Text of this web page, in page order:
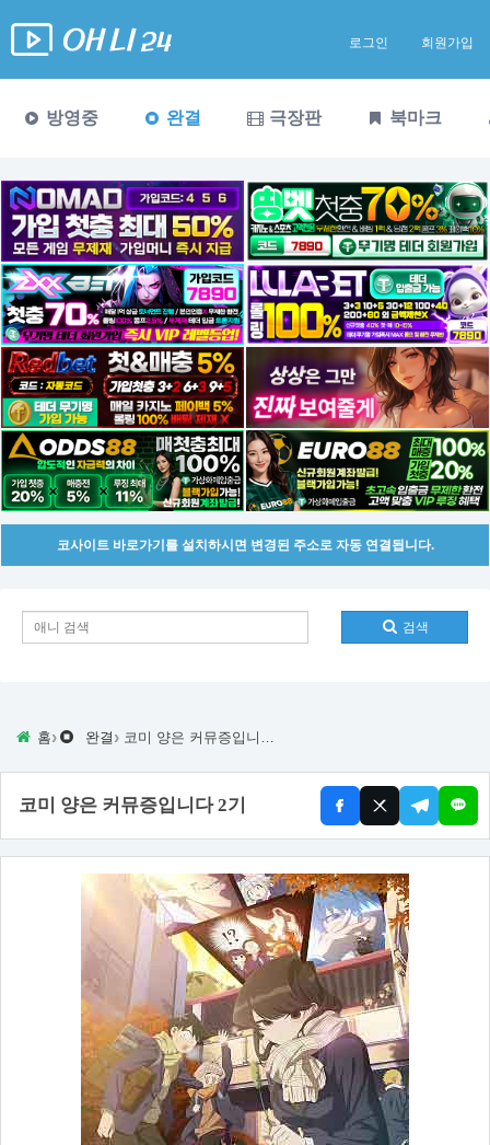
로그인 회원가입
방영중 완결 극장판 북마크
코사이트 바로가기를 설치하시면 변경된 주소로 자동 연결됩니다.
검색
홈› 완결 › 코미 양은 커뮤증입니다 2기
코미 양은 커뮤증입니다 2기